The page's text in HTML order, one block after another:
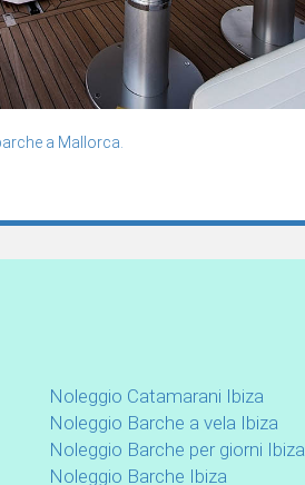
a Mallorca.
Noleggio Catamarani Ibiza
Noleggio Barche a vela Ibiza
Noleggio Barche per giorni Ibiza
Noleggio Barche Ibiza